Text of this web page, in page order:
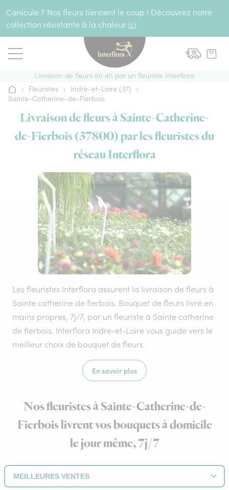
Canicule ? Nos fleurs tiennent le coup ! Découvrez notre
collection résistante à la chaleur ici
Livraison de fleurs en 4h par un fleuriste Interflora
Accueil
› Fleuristes › Indre-et-Loire (37)
›
Sainte-Catherine-de-Fierbois
Livraison de fleurs à Sainte-Catherine-
de-Fierbois (37800) par les fleuristes du
réseau Interflora
Les fleuristes Interflora assurent la livraison de fleurs à
Sainte catherine de fierbois. Bouquet de fleurs livré en
mains propres, 7j/7, par un fleuriste à Sainte catherine
de fierbois. Interflora Indre-et-Loire vous guide vers le
meilleur choix de bouquet de fleurs.
En savoir plus
Nos fleuristes à Sainte-Catherine-de-
Fierbois livrent vos bouquets à domicile
le jour même, 7j/7